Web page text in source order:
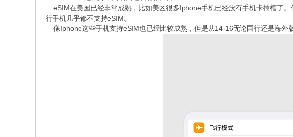
eSIM在美国已经非常成熟，比如美区很多Iphone手机已经没有手机卡插槽了
行手机几乎都不支持eSIM。
像Iphone这些手机支持eSIM也已经比较成熟，但是从14-16无论国行还是海外